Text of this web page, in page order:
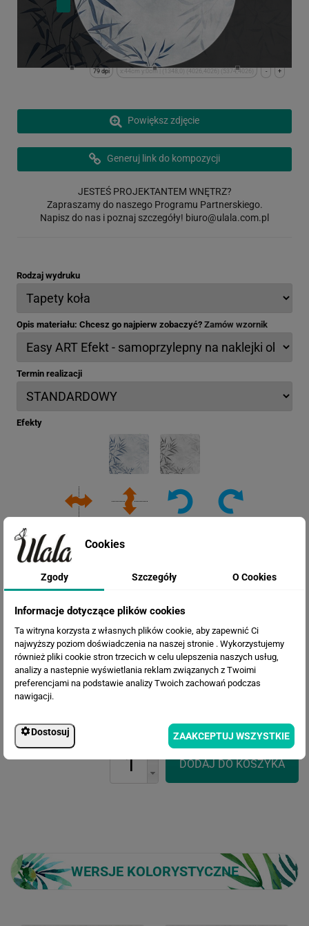
+
-
x:44cm y:0cm | (1348,0) (4026,4026) (5374,4026)
79 dpi
Powiększ zdjęcie
Generuj link do kompozycji
JESTEŚ PROJEKTANTEM WNĘTRZ?
Zapraszamy do naszego Programu Partnerskiego.
Napisz do nas i poznaj szczegóły! biuro@ulala.com.pl
Rodzaj wydruku
Opis materiału: Chcesz go najpierw zobaczyć? Zamów wzornik
Termin realizacji
Efekty
Cena przed rabatem: 582.90 zł
Rabat: 131.37 zł
WERSJE KOLORYSTYCZNE
Cookies
Zgody Szczegóły O Cookies
Informacje dotyczące plików cookies
Ta witryna korzysta z własnych plików cookie, aby zapewnić Ci
najwyższy poziom doświadczenia na naszej stronie . Wykorzystujemy
również pliki cookie stron trzecich w celu ulepszenia naszych usług,
analizy a nastepnie wyświetlania reklam związanych z Twoimi
preferencjami na podstawie analizy Twoich zachowań podczas
nawigacji.
Dostosuj ZAAKCEPTUJ WSZYSTKIE